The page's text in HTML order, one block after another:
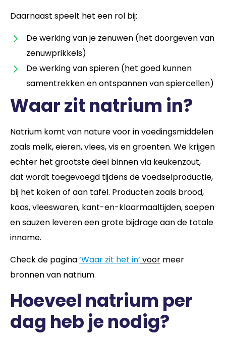
Daarnaast speelt het een rol bij:
De werking van je zenuwen (het doorgeven van
zenuwprikkels)
De werking van spieren (het goed kunnen
samentrekken en ontspannen van spiercellen)
Waar zit natrium in?
Natrium komt van nature voor in voedingsmiddelen
zoals melk, eieren, vlees, vis en groenten. We krijgen
echter het grootste deel binnen via keukenzout,
dat wordt toegevoegd tijdens de voedselproductie,
bij het koken of aan tafel. Producten zoals brood,
kaas, vleeswaren, kant-en-klaarmaaltijden, soepen
en sauzen leveren een grote bijdrage aan de totale
inname.
Check de pagina‘Waar zit het in’ voor meer
bronnen van natrium.
Hoeveel natrium per
dag heb je nodig?